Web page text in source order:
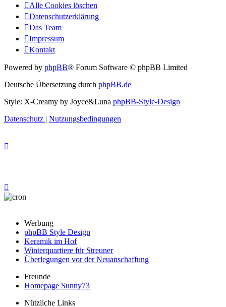
Alle Cookies löschen
Datenschutzerklärung
Das Team
Impressum
Kontakt
Powered by phpBB® Forum Software © phpBB Limited
Deutsche Übersetzung durch phpBB.de
Style: X-Creamy by Joyce&Luna phpBB-Style-Design
Datenschutz | Nutzungsbedingungen
Werbung
phpBB Style Design
Keramik im Hof
Winterquartiere für Streuner
Überlegungen vor der Neuanschaffung
Freunde
Homepage Sunny73
Nützliche Links